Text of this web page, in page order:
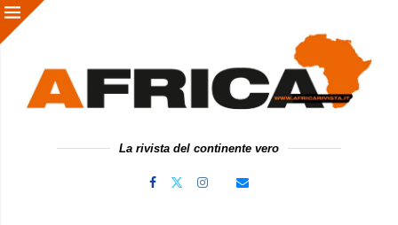
La rivista del continente vero